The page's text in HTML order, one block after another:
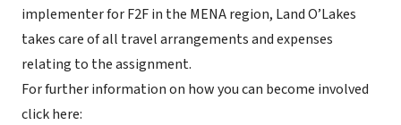
implementer for F2F in the MENA region, Land O’Lakes
takes care of all travel arrangements and expenses
relating to the assignment.
For further information on how you can become involved
click here: